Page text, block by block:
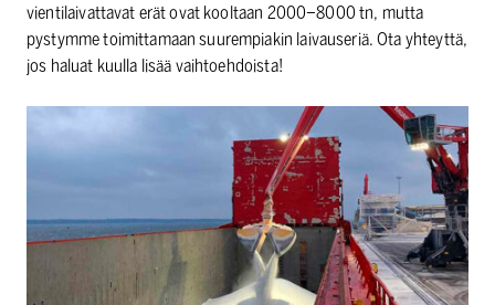
vientilaivattavat erät ovat kooltaan 2000–8000 tn, mutta
pystymme toimittamaan suurempiakin laivauseriä. Ota yhteyttä,
jos haluat kuulla lisää vaihtoehdoista!